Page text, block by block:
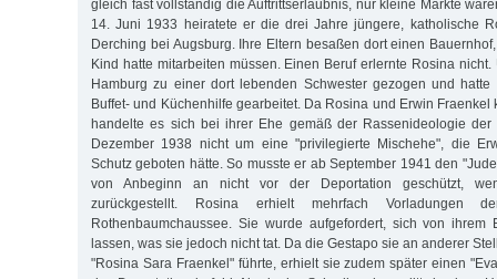
gleich fast vollständig die Auftrittserlaubnis, nur kleine Märkte
14. Juni 1933 heiratete er die drei Jahre jüngere, katholische
Derching bei Augsburg. Ihre Eltern besaßen dort einen
Kind hatte mitarbeiten müssen. Einen Beruf erlernte Rosina
Hamburg zu einer dort lebenden Schwester gezogen und
Buffet- und Küchenhilfe gearbeitet. Da Rosina und Erwin Fraenkel
handelte es sich bei ihrer Ehe gemäß der Rassenideologie der
Dezember 1938 nicht um eine "privilegierte Mischehe", die
Schutz geboten hätte. So musste er ab September 1941 den
von Anbeginn an nicht vor der Deportation geschützt,
zurückgestellt. Rosina erhielt mehrfach Vorladungen
Rothenbaumchaussee. Sie wurde aufgefordert, sich von ihrem
lassen, was sie jedoch nicht tat. Da die Gestapo sie an anderer
"Rosina Sara Fraenkel" führte, erhielt sie zudem später einen